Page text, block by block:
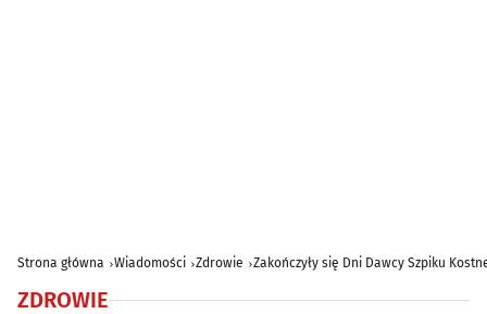
Strona główna Wiadomości Zdrowie Zakończyły się Dni Dawcy Szpiku
ZDROWIE